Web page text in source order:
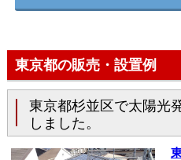
東京都の販売・設置例
東京都杉並区で太陽光
しました。